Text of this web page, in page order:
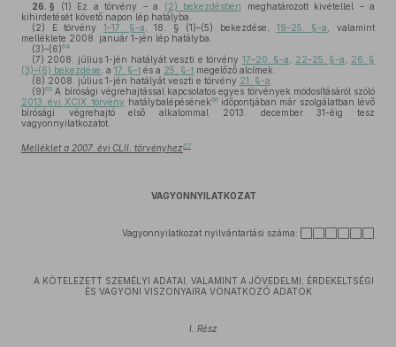
26. § (1) Ez a törvény – a (2) bekezdésben meghatározott kivétellel – a
kihirdetését követő napon lép hatályba.
(2) E törvény 1–17. §-a , 18. § (1)–(5) bekezdése, 19–25. §-a
, valamint
melléklete 2008. január 1-jén lép hatályba.
(3)–(6)64
(7) 2008. július 1-jén hatályát veszti e törvény 17–20. §-a 22–25. §-a
26. §
(3)–(6) bekezdése , a 17. §-t és a 25. §-t megelőző alcímek.
(8) 2008. július 1-jén hatályát veszti e törvény 21. §-a
(9)65 A bírósági végrehajtással kapcsolatos egyes törvények módosításáról szóló
2013. évi XCIX. törvény hatálybalépésének66időpontjában már szolgálatban lévő
bírósági végrehajtó első alkalommal 2013. december 31-éig tesz
vagyonnyilatkozatot.
Melléklet a 2007. évi CLII. törvényhez67
VAGYONNYILATKOZAT
Vagyonnyilatkozat nyilvántartási száma: ⬜⬜⬜⬜⬜⬜
A KÖTELEZETT SZEMÉLYI ADATAI, VALAMINT A JÖVEDELMI, ÉRDEKELTSÉGI
ÉS VAGYONI VISZONYAIRA VONATKOZÓ ADATOK
I. Rész